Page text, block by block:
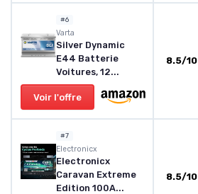
#6
Varta
Silver Dynamic
E44 Batterie
Voitures, 12...
Voir l'offre
8.5/10
#7
Electronicx
Electronicx
Caravan Extreme
Edition 100A...
8.5/10